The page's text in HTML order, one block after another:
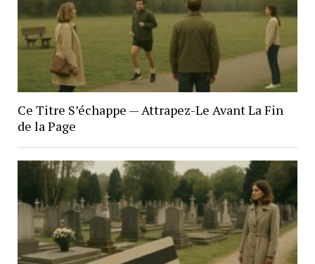
Ce Titre S’échappe — Attrapez-Le Avant La Fin
de la Page